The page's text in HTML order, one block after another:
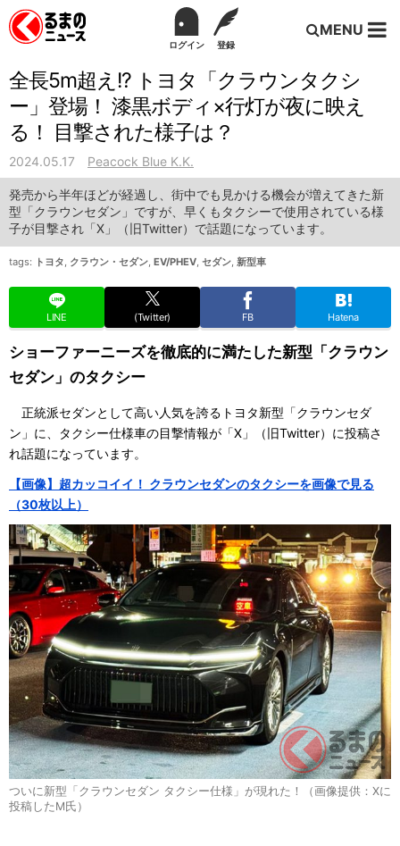
ログイン 登録
MENU
全長5m超え!? トヨタ「クラウンタクシ
ー」登場！ 漆黒ボディ×行灯が夜に映え
る！ 目撃された様子は？
2024.05.17 Peacock Blue K.K.
発売から半年ほどが経過し、街中でも見かける機会が増えてきた新
型「クラウンセダン」ですが、早くもタクシーで使用されている様
子が目撃され「X」（旧Twitter）で話題になっています。
tags: トヨタ, クラウン・セダン, EV/PHEV, セダン, 新型車
LINE (Twitter) FB Hatena
ショーファーニーズを徹底的に満たした新型「クラウン
セダン」のタクシー
正統派セダンとして高い人気を誇るトヨタ新型「クラウンセダ
ン」に、タクシー仕様車の目撃情報が「X」（旧Twitter）に投稿さ
れ話題になっています。
【画像】超カッコイイ！ クラウンセダンのタクシーを画像で見る
（30枚以上）
ついに新型「クラウンセダン タクシー仕様」が現れた！（画像提供：Xに
投稿したM氏）